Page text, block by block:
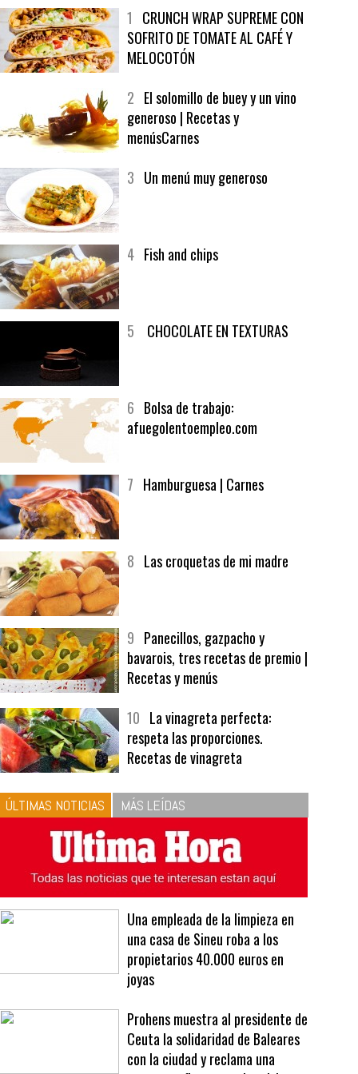
MÁS LEÍDO ÚLTIMAS PUBLICACIONES
SOFRITO DE TOMATE AL CAFÉ Y
MELOCOTÓN
generoso | Recetas y
afuegolentoempleo.com
bavarois, tres recetas de premio |
Recetas y menús
respeta las proporciones.
Recetas de vinagreta
ÚLTIMAS NOTICIAS MÁS LEÍDAS
Una empleada de la limpieza en
propietarios 40.000 euros en
joyas